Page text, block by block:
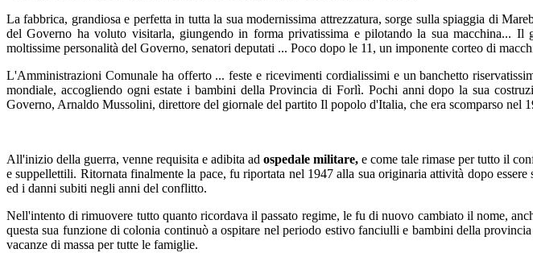
La fabbrica, grandiosa e perfetta in tutta la sua modernissima attrezzatura, sorge sulla spiaggia di
del Governo ha voluto visitarla, giungendo in forma privatissima e pilotando la sua macchina...
moltissime personalità del Governo, senatori deputati ... Poco dopo le 11, un imponente corteo di
L'Amministrazioni Comunale ha offerto ... feste e ricevimenti cordialissimi e un banchetto
mondiale, accogliendo ogni estate i bambini della Provincia di Forlì. Pochi anni dopo la sua
Governo, Arnaldo Mussolini, direttore del giornale del partito Il popolo d'Italia, che era scomparso nel
All'inizio della guerra, venne requisita e adibita ad ospedale militare, e come tale rimase per tutto il
e suppellettili. Ritornata finalmente la pace, fu riportata nel 1947 alla sua originaria attività dopo
ed i danni subiti negli anni del conflitto.
Nell'intento di rimuovere tutto quanto ricordava il passato regime, le fu di nuovo cambiato il nome,
questa sua funzione di colonia continuò a ospitare nel periodo estivo fanciulli e bambini della
vacanze di massa per tutte le famiglie.